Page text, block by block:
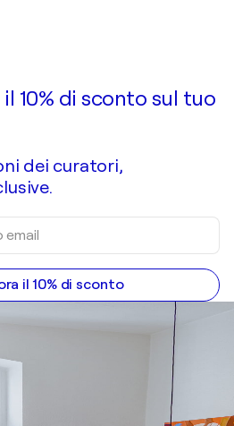
10% di sconto sul tuo
dei curatori,
il 10% di sconto